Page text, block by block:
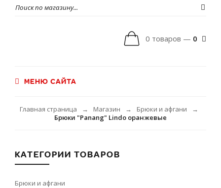
0 товаров — 0
МЕНЮ САЙТА
Главная страница → Магазин → Брюки и афгани →
Брюки "Panang" Lindo оранжевые
КАТЕГОРИИ ТОВАРОВ
Брюки и афгани